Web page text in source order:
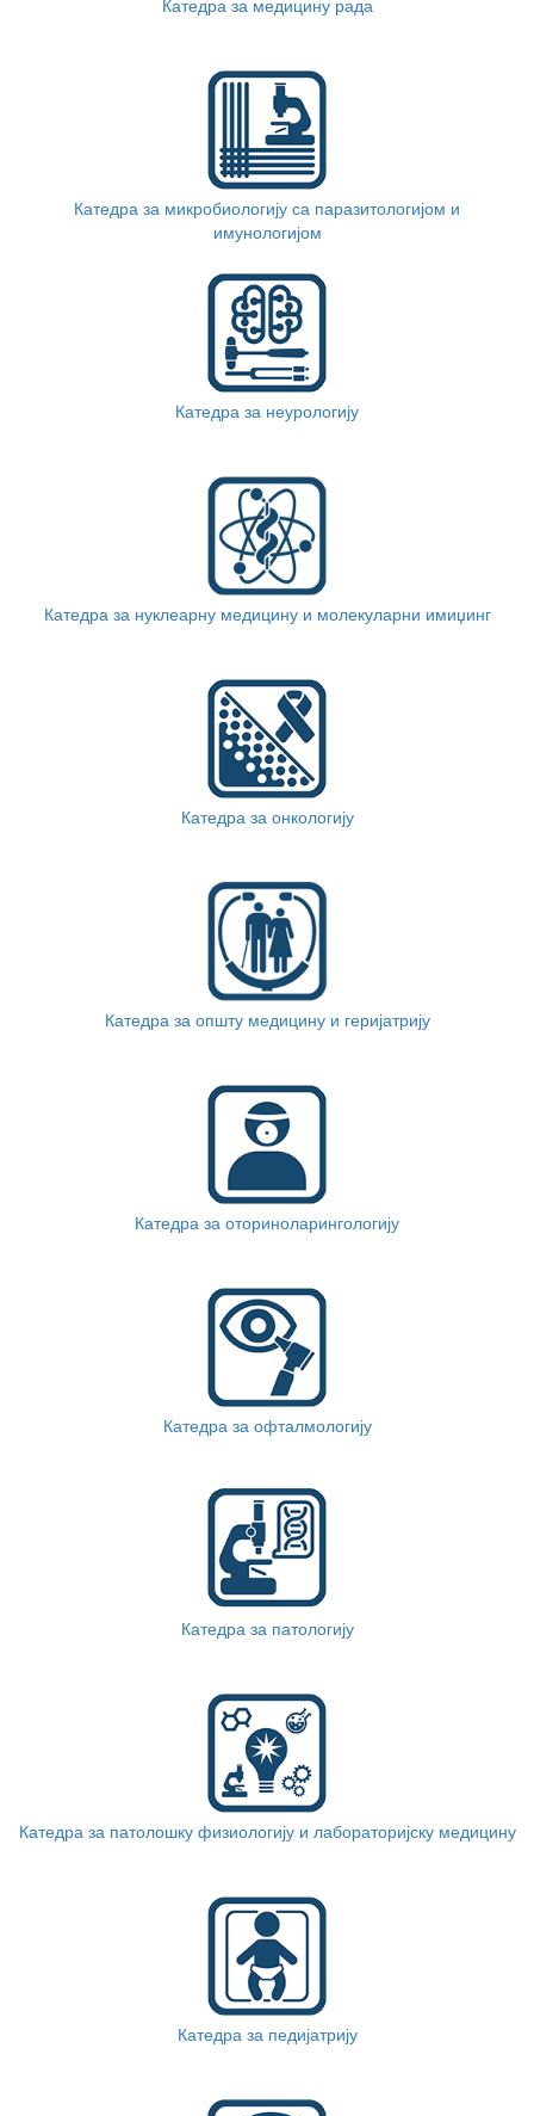
Катедра за медицину рада
Катедра за микробиологију са паразитологијом и
имунологијом
Катедра за неурологију
Катедра за нуклеарну медицину и молекуларни имиџинг
Катедра за онкологију
Катедра за општу медицину и геријатрију
Катедра за оториноларингологију
Катедра за офталмологију
Катедра за патологију
Катедра за патолошку физиологију и лабораторијску медицину
Катедра за педијатрију